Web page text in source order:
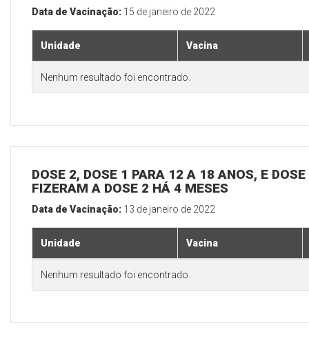
Data de Vacinação: 15 de janeiro de 2022
Unidade Vacina
Nenhum resultado foi encontrado.
DOSE 2, DOSE 1 PARA 12 A 18 ANOS, E
FIZERAM A DOSE 2 HÁ 4 MESES
Data de Vacinação: 13 de janeiro de 2022
Unidade Vacina
Nenhum resultado foi encontrado.